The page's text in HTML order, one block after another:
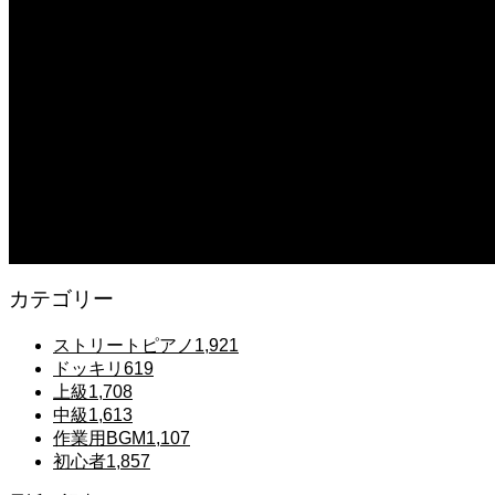
カテゴリー
ストリートピアノ 1,921
ドッキリ 619
上級1,708
中級1,613
作業用BGM1,107
初心者1,857